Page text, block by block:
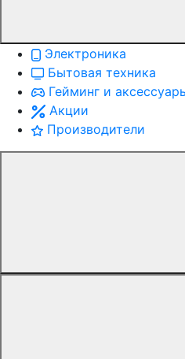
Электроника
Бытовая техника
Гейминг и
Акции
Производители